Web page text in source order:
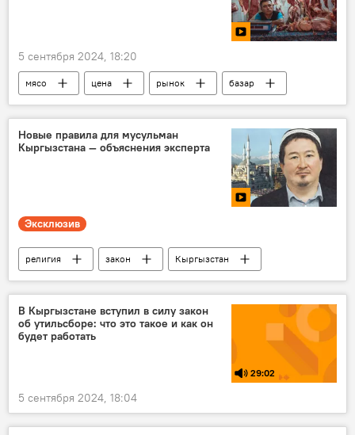
5 сентября 2024, 18:20
мясо цена рынок
базар
Бишкек
Новые правила для мусульман
Кыргызстана — объяснения эксперта
Эксклюзив
религия закон
Кыргызстан
Кадыр Маликов
видео интервью
В Кыргызстане вступил в силу закон
об утильсборе: что это такое и как он
будет работать
29:02
5 сентября 2024, 18:04